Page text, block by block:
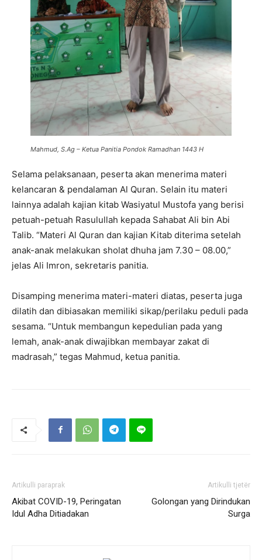
Mahmud, S.Ag – Ketua Panitia Pondok Ramadhan 1443 H
Selama pelaksanaan, peserta akan menerima materi
kelancaran & pendalaman Al Quran. Selain itu materi
lainnya adalah kajian kitab Wasiyatul Mustofa yang berisi
petuah-petuah Rasulullah kepada Sahabat Ali bin Abi
Talib. “Materi Al Quran dan kajian Kitab diterima setelah
anak-anak melakukan sholat dhuha jam 7.30 – 08.00,”
jelas Ali Imron, sekretaris panitia.
Disamping menerima materi-materi diatas, peserta juga
dilatih dan dibiasakan memiliki sikap/perilaku peduli pada
sesama. “Untuk membangun kepedulian pada yang
lemah, anak-anak diwajibkan membayar zakat di
madrasah,” tegas Mahmud, ketua panitia.
Artikulli paraprak
Akibat COVID-19, Peringatan
Idul Adha Ditiadakan
Artikulli tjetër
Golongan yang Dirindukan
Surga